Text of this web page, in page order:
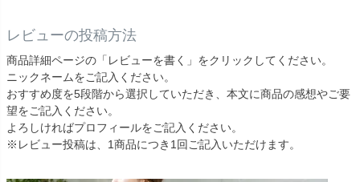
レビューの投稿方法
商品詳細ページの「レビューを書く」をクリックしてください。
ニックネームをご記入ください。
おすすめ度を5段階から選択していただき、本文に商品の感想やご要
望をご記入ください。
よろしければプロフィールをご記入ください。
※レビュー投稿は、1商品につき1回ご記入いただけます。